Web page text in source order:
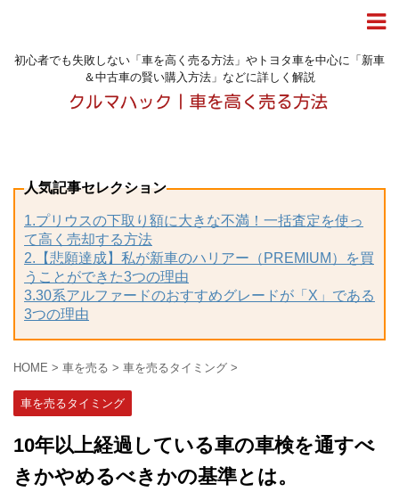
初心者でも失敗しない「車を高く売る方法」やトヨタ車を中心に「新車
＆中古車の賢い購入方法」などに詳しく解説
人気記事セレクション
1.プリウスの下取り額に大きな不満！一括査定を使っ
て高く売却する方法
2.【悲願達成】私が新車のハリアー（PREMIUM）を買
うことができた3つの理由
3.30系アルファードのおすすめグレードが「X」である
3つの理由
HOME > 車を売る > 車を売るタイミング >
車を売るタイミング
10年以上経過している車の車検を通すべ
きかやめるべきかの基準とは。